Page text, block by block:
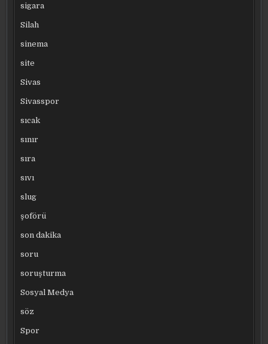
sigara
Silah
sinema
site
Sivas
Sivasspor
sıcak
sınır
sıra
sıvı
slug
şoförü
son dakika
soru
soruşturma
Sosyal Medya
söz
Spor